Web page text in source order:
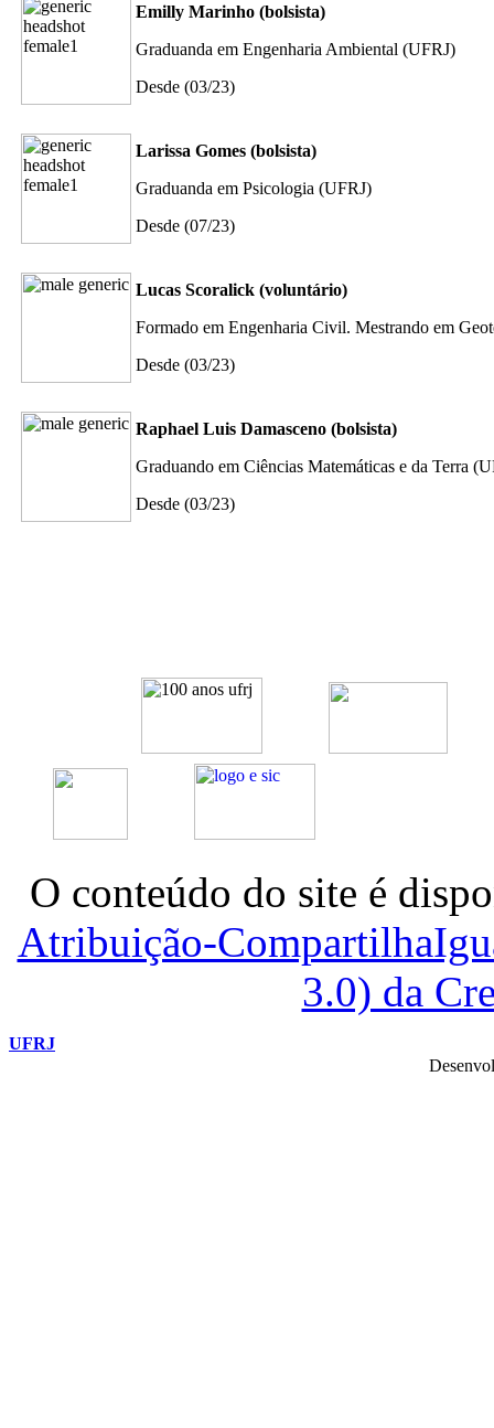
Emilly Marinho (bolsista)
Graduanda em Engenharia Ambiental (UFRJ)
Desde (03/23)
Larissa Gomes (bolsista)
Graduanda em Psicologia (UFRJ)
Desde (07/23)
Lucas Scoralick (voluntário)
Formado em Engenharia Civil. Mestrando em
Desde (03/23)
Raphael Luis Damasceno (bolsista)
Graduando em Ciências Matemáticas e da Terra
Desde (03/23)
O conteúdo do site é
Atribuição-
3.0) da
UFRJ